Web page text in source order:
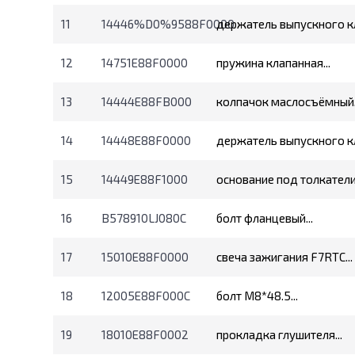
11 14446%D0%9588F0000держатель выпускного
12 14751E88F0000 пружина клапанная...
13 14444E88FB000 колпачок
14 14448E88F0000 держатель выпускного
15 14449E88F1000 основание под
16 B578910LJ080C болт фланцевый...
17 15010E88F0000 свеча зажигания F7RTC...
18 12005E88F000C болт М8*48.5...
19 18010E88F0002 прокладка глушителя...